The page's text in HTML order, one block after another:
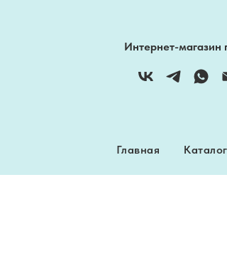
Интернет-магазин
Главная Каталог